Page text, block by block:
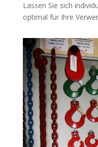
Lassen Sie sich
optimal für Ihre